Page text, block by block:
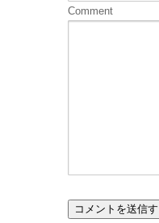
Comment